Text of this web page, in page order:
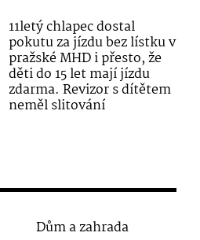
11letý chlapec dostal
pokutu za jízdu bez lístku v
pražské MHD i přesto, že
děti do 15 let mají jízdu
zdarma. Revizor s dítětem
neměl slitování
Dům a zahrada